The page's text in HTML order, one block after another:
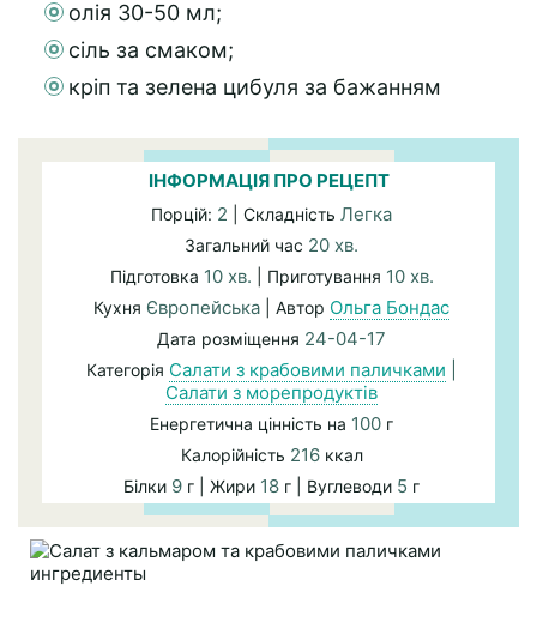
олія 30-50 мл;
сіль за смаком;
кріп та зелена цибуля за бажанням
ІНФОРМАЦІЯ ПРО РЕЦЕПТ
Порцій: 2 | Складність Легка
Загальний час 20 хв.
Підготовка 10 хв. | Приготування 10 хв.
Кухня Європейська | Автор Ольга Бондас
Дата розміщення 24-04-17
Категорія Салати з крабовими паличками
Салати з морепродуктів
Енергетична цінність на 100 г
Калорійність 216ккал
Білки 9 г | Жири 18 г | Вуглеводи 5 г